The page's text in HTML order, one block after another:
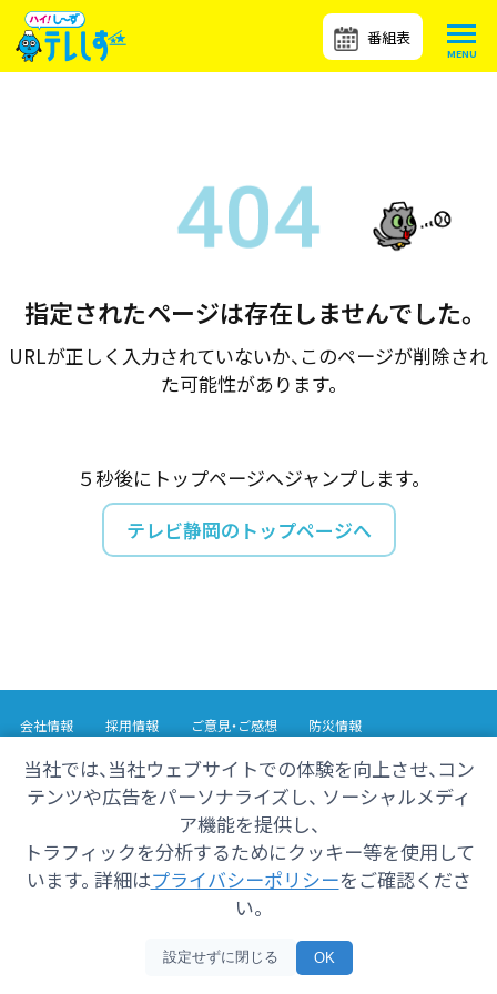
番組表
当社では、当社ウェブサイトでの体験を向上させ、コン
テンツや広告をパーソナライズし、 ソーシャルメディ
ア機能を提供し、
トラフィックを分析するためにクッキー等を使用して
います。 詳細はプライバシーポリシーをご確認くださ
い。
設定せずに閉じる OK
指定されたページは存在しませんでした。
URLが正しく入力されていないか、このページが削除され
た可能性があります。
５秒後にトップページへジャンプします。
テレビ静岡のトップページへ
会社情報 採用情報 ご意見・ご感想
防災情報
Copyright© 2025 SHIZUOKA TELECASTING Co.,Ltd.
All Rights Reserved.